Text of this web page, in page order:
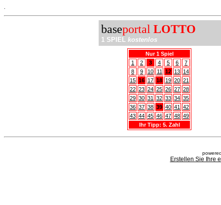
baseportal LOTTO
1 SPIEL kostenlos
Nur 1 Spiel
1
2 3 4 5 6
7
8
9 10 11 12 13 14
15 16 17 18 19 20 21
22 23 24 25 26 27 28
29 30 31 32 33 34 35
36 37 38 39 40 41
42
43 44 45 46 47 48 49
Ihr Tipp: 5. Zahl
Erstellen Sie Ihre